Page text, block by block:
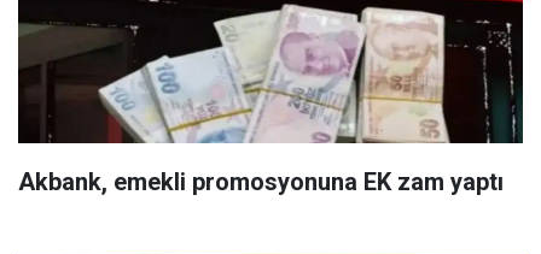
Akbank, emekli promosyonuna EK zam yaptı